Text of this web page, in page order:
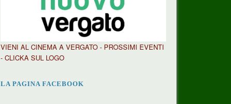
VIENI AL CINEMA A VERGATO - PROSSIMI EVENTI
- CLICKA SUL LOGO
LA PAGINA FACEBOOK